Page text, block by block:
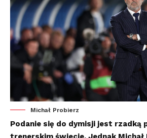
Michał Probierz
Podanie się do dymisji jest rzadką